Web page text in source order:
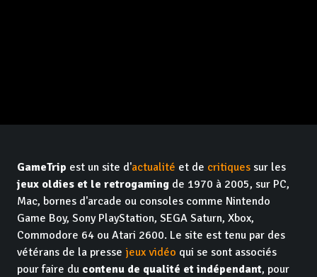
GameTrip est un site d'actualité et de critiques sur les
jeux oldies et le retrogaming de 1970 à 2005, sur PC,
Mac, bornes d'arcade ou consoles comme Nintendo
Game Boy, Sony PlayStation, SEGA Saturn, Xbox,
Commodore 64 ou Atari 2600. Le site est tenu par des
vétérans de la presse jeux vidéo qui se sont associés
pour faire du contenu de qualité et indépendant, pour